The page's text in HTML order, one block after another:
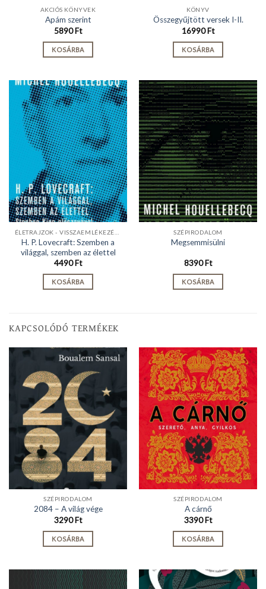
AKCIÓS KÖNYVEK
Apám szerint
5890Ft
KOSÁRBA
KÖNYV
Összegyűjtött versek I-II.
16990Ft
KOSÁRBA
H. P. Lovecraft: Szemben a
világgal, szemben az élettel
4490Ft
KOSÁRBA
SZÉPIRODALOM
Megsemmisülni
8390Ft
KOSÁRBA
KAPCSOLÓDÓ TERMÉKEK
SZÉPIRODALOM
2084 – A világ vége
3290Ft
KOSÁRBA
SZÉPIRODALOM
A cárnő
3390Ft
KOSÁRBA